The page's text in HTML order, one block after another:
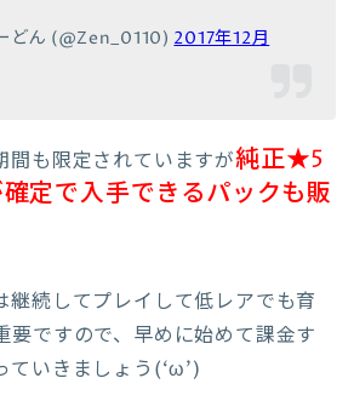
どん (@Zen_0110)2017年12月
間も限定されていますが純正★5
定で入手できるパックも販
継続してプレイして低レアでも育
要ですので、早めに始めて課金す
ていきましょう(‘ω’)